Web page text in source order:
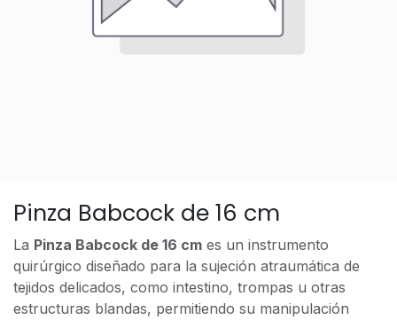
Pinza Babcock de 16 cm
La Pinza Babcock de 16 cm es un instrumento
quirúrgico diseñado para la sujeción atraumática de
tejidos delicados, como intestino, trompas u otras
estructuras blandas, permitiendo su manipulación